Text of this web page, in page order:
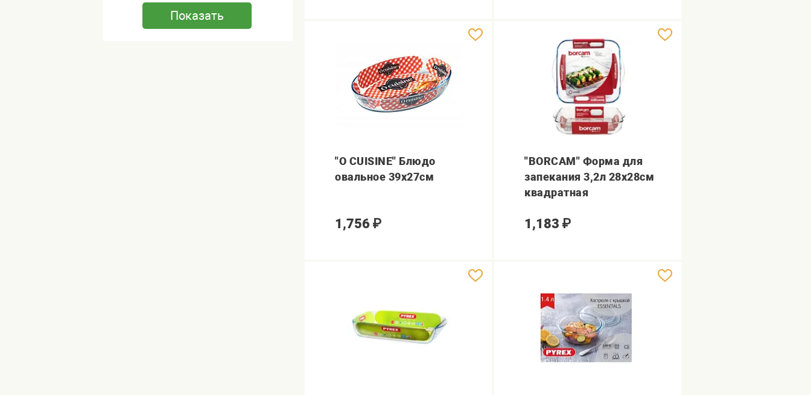
"O CUISINE" Блюдо
овальное 39x27см
1,756 ₽
"BORCAM" Форма для
запекания 3,2л 28х28см
квадратная
1,183 ₽